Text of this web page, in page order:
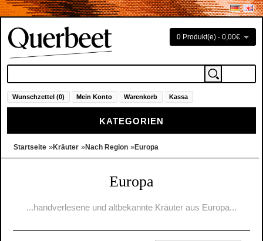
0 Produkt(e) - 0,00€
Wunschzettel (0) Mein Konto Warenkorb Kassa
KATEGORIEN
Startseite »Kräuter »Nach Region »Europa
Europa
...handverlesene und altbekannte Kräuter aus Europa...